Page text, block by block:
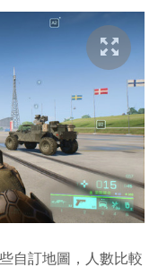
自訂地圖，人數比較